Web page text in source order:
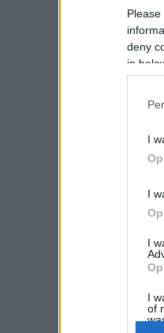
deny
in
I
I
I
I
of